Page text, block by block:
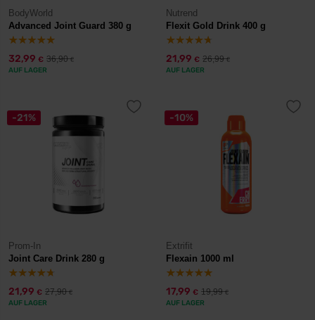
BodyWorld
Advanced Joint Guard 380 g
32,99 € 36,90€
AUF LAGER
Nutrend
Flexit Gold Drink 400 g
21,99 € 26,99€
AUF LAGER
-21%
Prom-In
Joint Care Drink 280 g
21,99 € 27,90€
AUF LAGER
-10%
Extrifit
Flexain 1000 ml
17,99 € 19,99€
AUF LAGER